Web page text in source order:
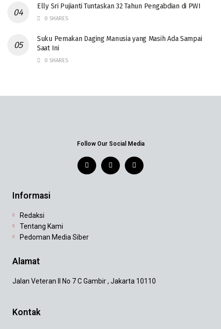
Elly Sri Pujianti Tuntaskan 32 Tahun Pengabdian di PWI
0 SHARES
‎Suku Pemakan Daging Manusia yang Masih Ada Sampai
Saat Ini
0 SHARES
Follow Our Social Media
Informasi
Redaksi
Tentang Kami
Pedoman Media Siber
Alamat
Jalan Veteran II No 7 C Gambir , Jakarta 10110
Kontak